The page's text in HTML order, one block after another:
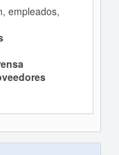
empleados,